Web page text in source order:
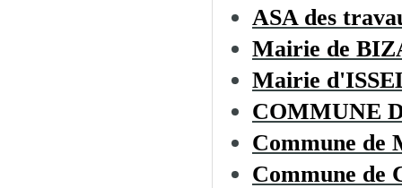
ASA des
Mairie de
Mairie
COMMUNE
Commune de
Commune de